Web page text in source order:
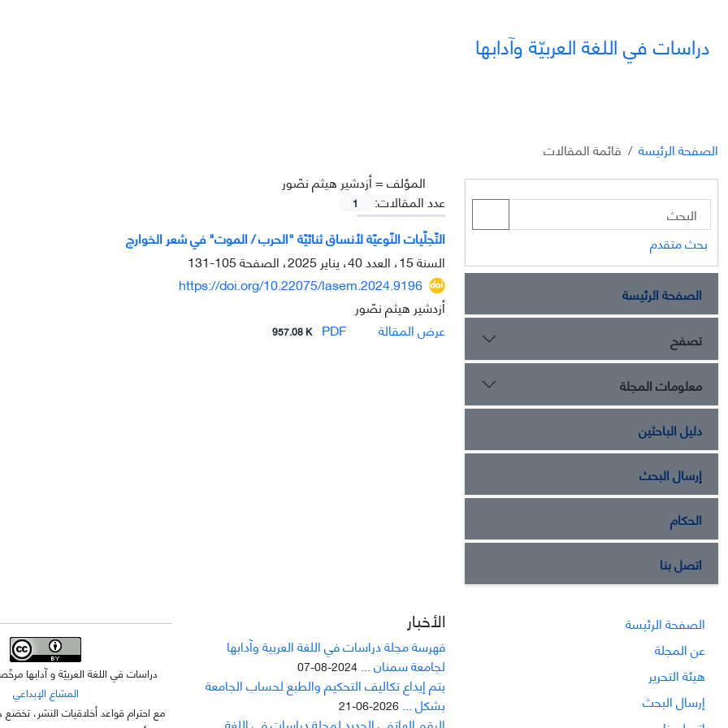
دراسات في اللغة العربيّة وآدابها
الصفحة الرئيسة
قائمة المقالات
المؤلف =أزدشير هيثم نصّور
عدد المقالات:
1
التّجلّيات النّوعيّة لأنساق ثنائيّة "الحرب / الموت" في شعر الخوارج
السنة 15، العدد 40، يناير 2025، الصفحة
105-131
https://doi.org/10.22075/lasem.2024.9196
أزدشير هيثم نصّور
عرض المقالة
957.08 K
بحث متقدم
الصفحة الرئيسة
تصفح
معلومات المجلة
دليل الباحثين
إرسال البحث
الحكام
اتصل بنا
الصفحة الرئيسة
عن المجلة
هيئة التحرير
إرسال البحث
الأخبار
فهرسة مجلة دراسات في اللغة العربية وآدابها
لجامعة سمنان ... 2024-08-07
يتم إيداع تکاليف التحکيم والطبع لحساب الجامعة
بشکل ... 2026-06-21
دراسات في اللغة العربيّة و آدابها
المشاع الإبداعي
مع احترام قواعد أخلاقيات النشر،